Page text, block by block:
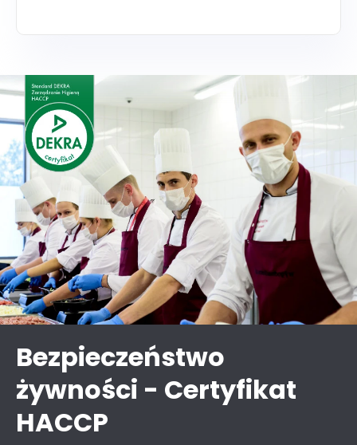
Bezpieczeństwo
żywności - Certyfikat
HACCP